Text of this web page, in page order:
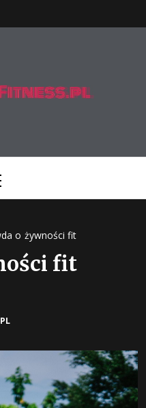
Fitness –
o żywności fit
fit